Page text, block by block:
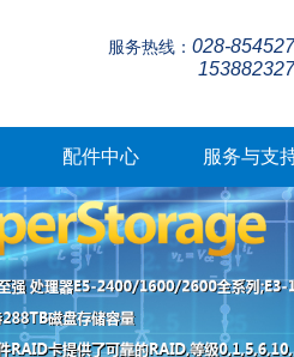
服务热线： 028-
配件中心 服务与支